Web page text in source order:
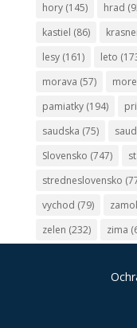
hory(145) hrad
kastiel (86)
lesy(161) leto
morava (57) more
pamiatky(194)
saudska (75)
Slovensko (747)
stredneslovensko
vychod (79)
zelen (232) zima